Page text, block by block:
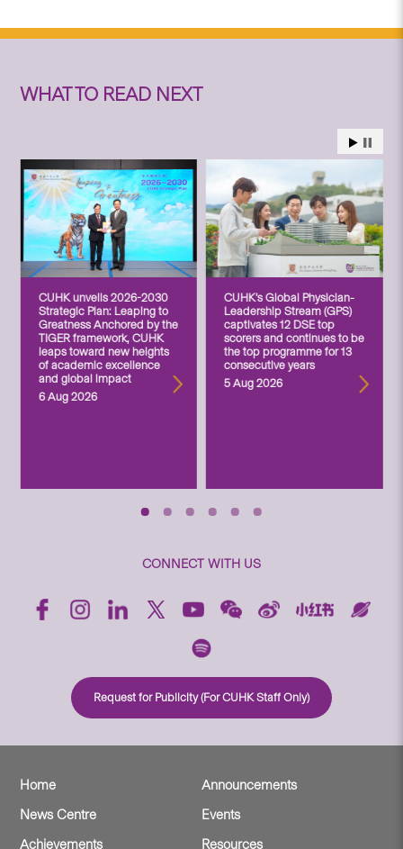
WHAT TO READ NEXT
CUHK unveils 2026-2030
Strategic Plan: Leaping to
Greatness Anchored by the
TIGER framework, CUHK
leaps toward new heights
of academic excellence
and global impact
6 Aug 2026
CUHK’s Global Physician-
Leadership Stream (GPS)
captivates 12 DSE top
scorers and continues to be
the top programme for 13
consecutive years
5 Aug 2026
CONNECT WITH US
Request for Publicity (For CUHK Staff Only)
Home
Announcements
News Centre
Events
Achievements
Resources